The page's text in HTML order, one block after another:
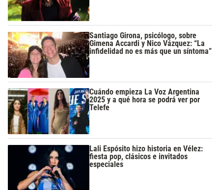
Santiago Girona, psicólogo, sobre
Gimena Accardi y Nico Vázquez: “La
infidelidad no es más que un síntoma”
Cuándo empieza La Voz Argentina
2025 y a qué hora se podrá ver por
Telefe
Lali Espósito hizo historia en Vélez:
fiesta pop, clásicos e invitados
especiales